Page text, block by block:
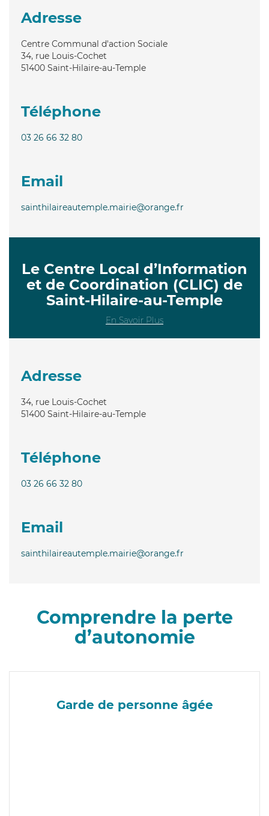
Adresse
Centre Communal d'action Sociale
34, rue Louis-Cochet
51400 Saint-Hilaire-au-Temple
Téléphone
03 26 66 32 80
Email
sainthilaireautemple.mairie@orange.fr
Le Centre Local d’Information
et de Coordination (CLIC) de
Saint-Hilaire-au-Temple
En Savoir Plus
Adresse
34, rue Louis-Cochet
51400 Saint-Hilaire-au-Temple
Téléphone
03 26 66 32 80
Email
sainthilaireautemple.mairie@orange.fr
Comprendre la perte
d’autonomie
Garde de personne âgée